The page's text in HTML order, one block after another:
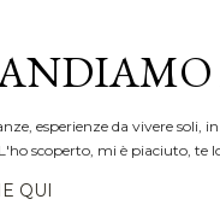
esperienze da vivere soli,
scoperto, mi è piaciuto, te
QUI